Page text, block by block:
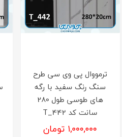
ترمووال پی وی سی طرح
سنگ رنگ سفید با رگه
های طوسی طول 280
سانت کد T_442
۱,۰۰۰,۰۰۰ تومان